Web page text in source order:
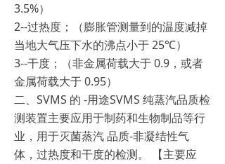
3.5%）
2--过热度；（膨胀管测量到的温度减掉
当地大气压下水的沸点小于 25℃）
3--干度；（非金属荷载大于 0.9，或者
金属荷载大于 0.95）
二、SVMS 的 -用途SVMS 纯蒸汽品质检
测装置主要应用于制药和生物制品等行
业，用于灭菌蒸汽 品质-非凝结性气
体，过热度和干度的检测。 【主要应